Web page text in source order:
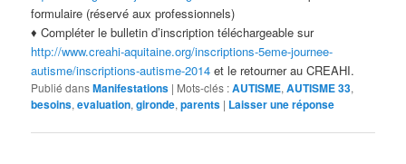
formulaire (réservé aux professionnels)
♦ Compléter le bulletin d’inscription téléchargeable sur
http://www.creahi-aquitaine.org/inscriptions-5eme-journee-
autisme/inscriptions-autisme-2014 et le retourner au CREAHI.
Publié dansManifestations | Mots-clés :AUTISME,AUTISME 33,
besoins,evaluation,gironde,parents | Laisser une réponse